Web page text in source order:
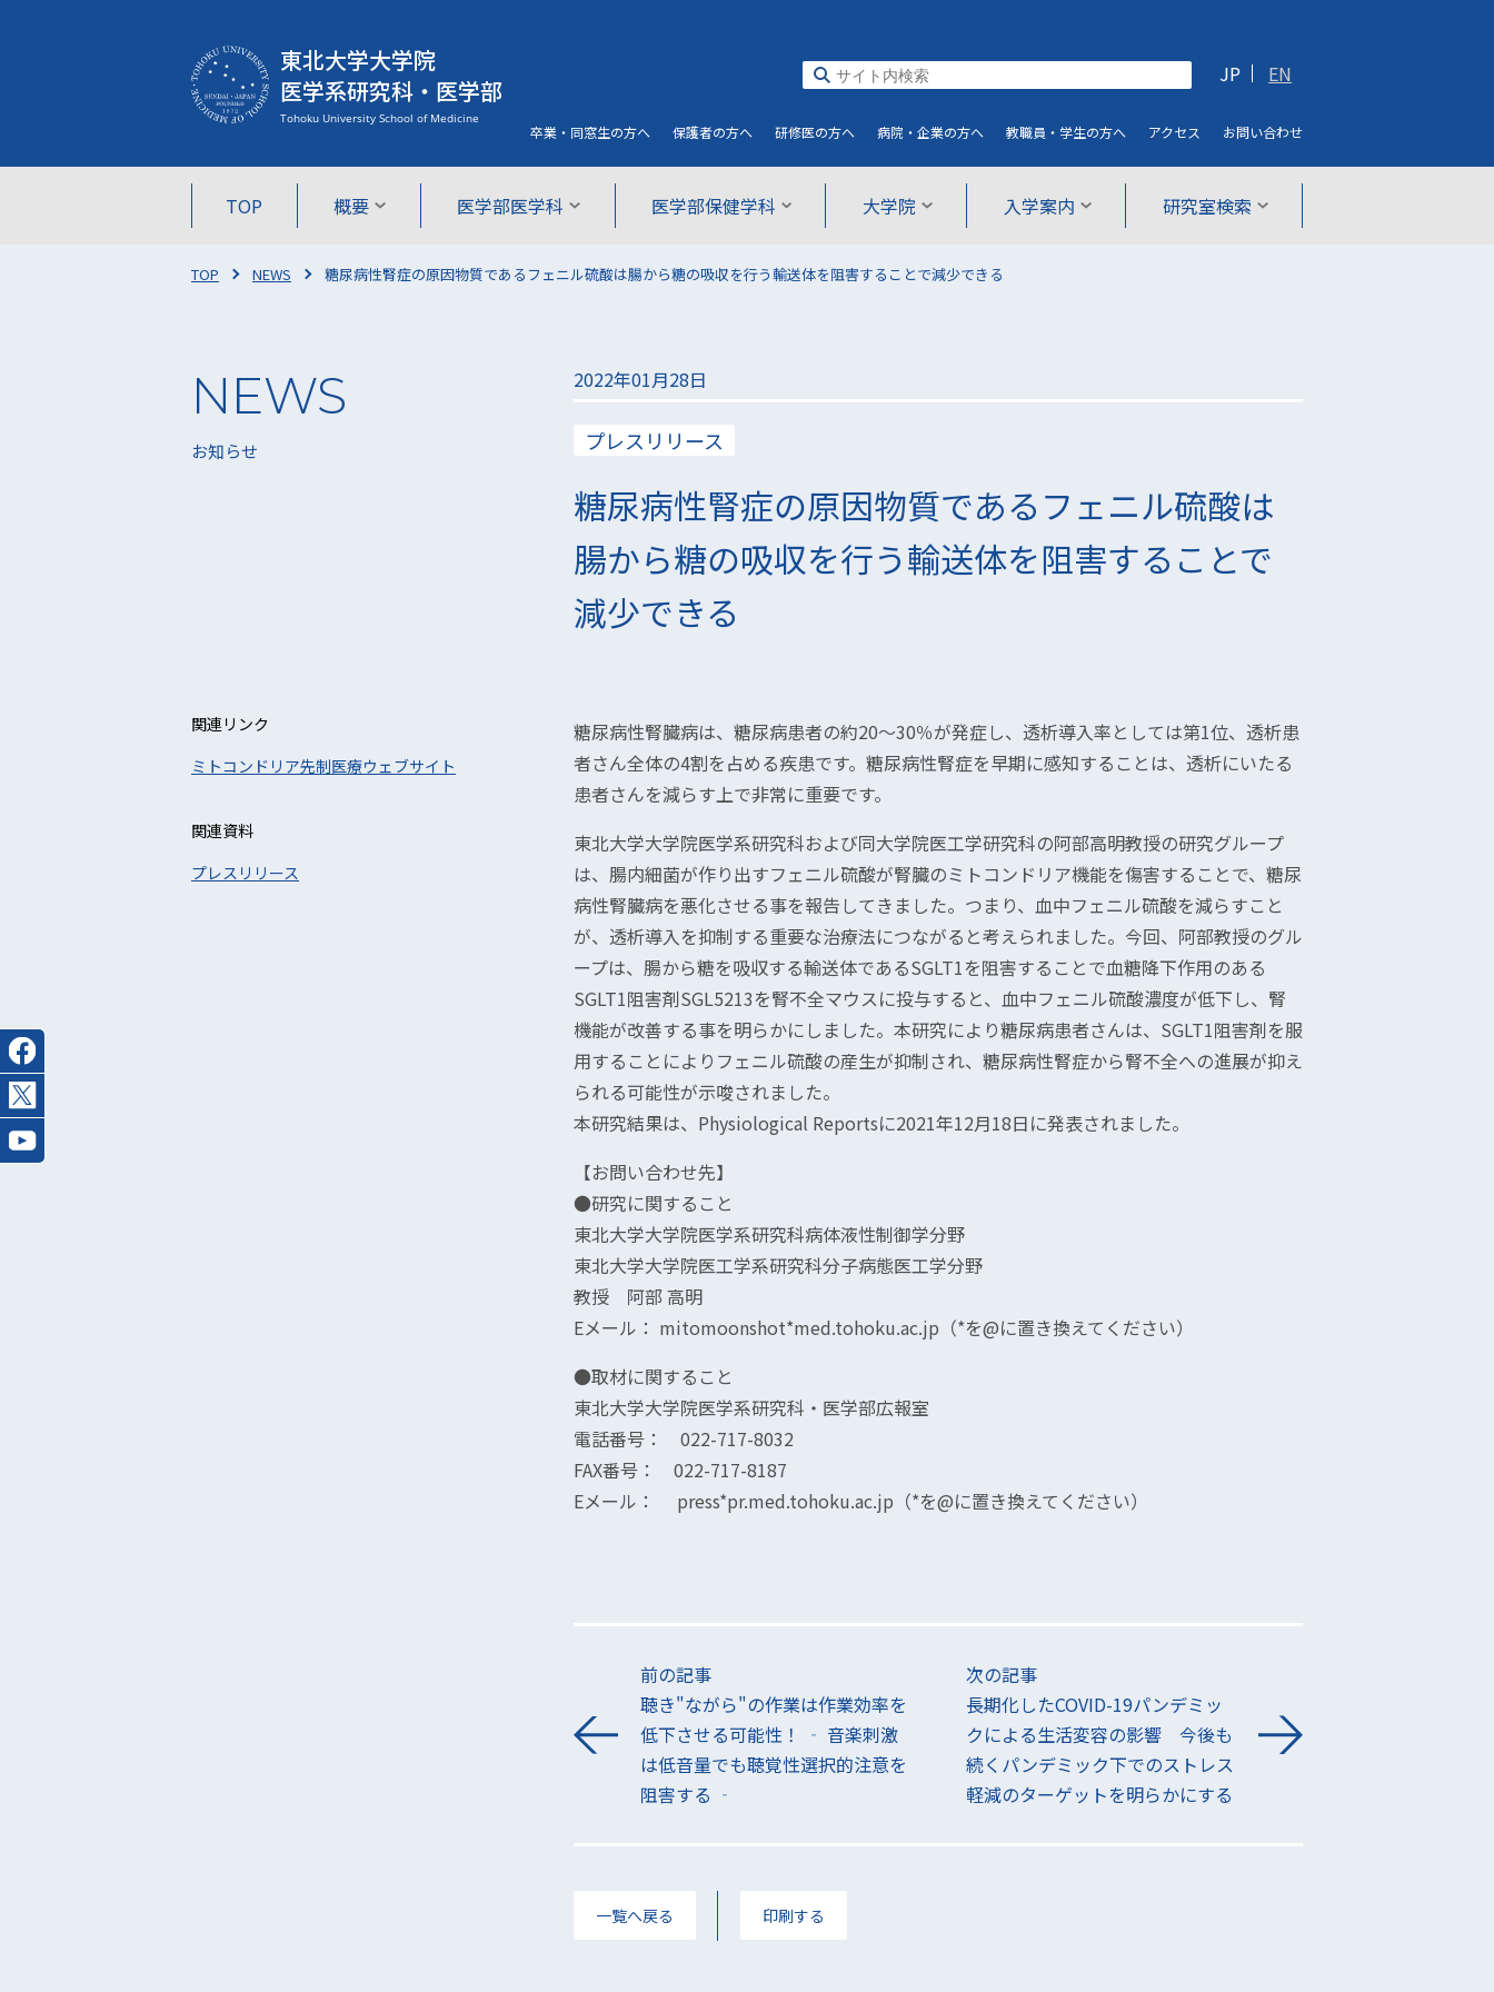
東北大学大学院
医学系研究科・医学部
TOP 概要 医学部医学科 医学部保健学科 大学院 入学案内 研究室検索
JP EN
卒業・同窓生の方へ 保護者の方へ 研修医の方へ 病院・企業の方へ 教職員・学生の方へ アクセス お問い合わせ
TOP NEWS 糖尿病性腎症の原因物質であるフェニル硫酸は腸から糖の吸収を行う輸送体を阻害することで減少できる
お知らせ
2022年01月28日
プレスリリース
糖尿病性腎症の原因物質であるフェニル硫酸は
腸から糖の吸収を行う輸送体を阻害することで
減少できる
糖尿病性腎臓病は、糖尿病患者の約20〜30％が発症し、透析導入率としては第1位、透析患
者さん全体の4割を占める疾患です。糖尿病性腎症を早期に感知することは、透析にいたる
患者さんを減らす上で非常に重要です。
東北大学大学院医学系研究科および同大学院医工学研究科の阿部高明教授の研究グループ
は、腸内細菌が作り出すフェニル硫酸が腎臓のミトコンドリア機能を傷害することで、糖尿
病性腎臓病を悪化させる事を報告してきました。つまり、血中フェニル硫酸を減らすこと
が、透析導入を抑制する重要な治療法につながると考えられました。今回、阿部教授のグル
ープは、腸から糖を吸収する輸送体であるSGLT1を阻害することで血糖降下作用のある
SGLT1阻害剤SGL5213を腎不全マウスに投与すると、血中フェニル硫酸濃度が低下し、腎
機能が改善する事を明らかにしました。本研究により糖尿病患者さんは、SGLT1阻害剤を服
用することによりフェニル硫酸の産生が抑制され、糖尿病性腎症から腎不全への進展が抑え
られる可能性が示唆されました。
本研究結果は、Physiological Reportsに2021年12月18日に発表されました。
【お問い合わせ先】
●研究に関すること
東北大学大学院医学系研究科病体液性制御学分野
東北大学大学院医工学系研究科分子病態医工学分野
教授 阿部 高明
Eメール： mitomoonshot*med.tohoku.ac.jp（*を@に置き換えてください）
●取材に関すること
東北大学大学院医学系研究科・医学部広報室
電話番号： 022-717-8032
FAX番号： 022-717-8187
Eメール： press*pr.med.tohoku.ac.jp（*を@に置き換えてください）
関連リンク
ミトコンドリア先制医療ウェブサイト
関連資料
プレスリリース
前の記事
聴き"ながら"の作業は作業効率を
低下させる可能性！ ‐ 音楽刺激
は低音量でも聴覚性選択的注意を
阻害する ‐
次の記事
長期化したCOVID-19パンデミッ
クによる生活変容の影響 今後も
続くパンデミック下でのストレス
軽減のターゲットを明らかにする
一覧へ戻る 印刷する